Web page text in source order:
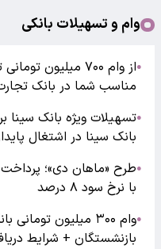
وام و تسهیلات بانکی
●
مناسب شما در بانک
●تسهیلات ویژه بانک
بانک سینا در اشتغال
●
با نرخ سود ۸ درصد
●
وام ۳۰۰ میلیون
بازنشستگان + شرایط